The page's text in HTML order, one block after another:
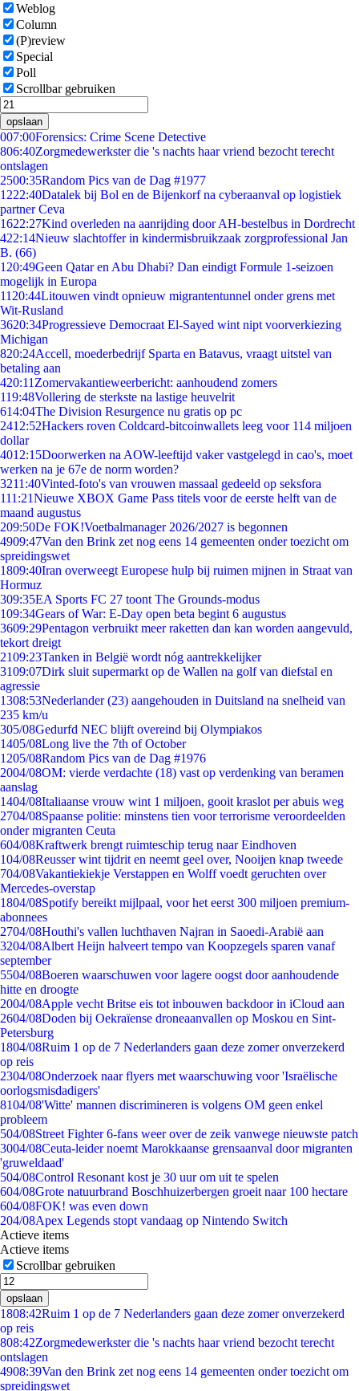
Weblog
Column
(P)review
Special
Poll
Scrollbar gebruiken
opslaan
007:00Forensics: Crime Scene Detective
806:40Zorgmedewerkster die 's nachts haar vriend bezocht terecht
ontslagen
2500:35Random Pics van de Dag #1977
1222:40Datalek bij Bol en de Bijenkorf na cyberaanval op logistiek
partner Ceva
1622:27Kind overleden na aanrijding door AH-bestelbus in Dordrecht
422:14Nieuw slachtoffer in kindermisbruikzaak zorgprofessional Jan
B. (66)
1 20:49Geen Qatar en Abu Dhabi? Dan eindigt Formule 1-seizoen
mogelijk in Europa
11 20:44Litouwen vindt opnieuw migrantentunnel onder grens met
Wit-Rusland
3620:34Progressieve Democraat El-Sayed wint nipt voorverkiezing
Michigan
820:24Accell, moederbedrijf Sparta en Batavus, vraagt uitstel van
betaling aan
420:11 Zomervakantieweerbericht: aanhoudend zomers
119:48Vollering de sterkste na lastige heuvelrit
614:04The Division Resurgence nu gratis op pc
2412:52Hackers roven Coldcard-bitcoinwallets leeg voor 114 miljoen
dollar
4012:15Doorwerken na AOW-leeftijd vaker vastgelegd in cao's, moet
werken na je 67e de norm worden?
3211:40Vinted-foto's van vrouwen massaal gedeeld op seksfora
111:21Nieuwe XBOX Game Pass titels voor de eerste helft van de
maand augustus
209:50De FOK!Voetbalmanager 2026/2027 is begonnen
4909:47Van den Brink zet nog eens 14 gemeenten onder toezicht om
spreidingswet
1809:40Iran overweegt Europese hulp bij ruimen mijnen in Straat van
Hormuz
309:35EA Sports FC 27 toont The Grounds-modus
109:34Gears of War: E-Day open beta begint 6 augustus
3609:29Pentagon verbruikt meer raketten dan kan worden aangevuld,
tekort dreigt
2109:23Tanken in België wordt nóg aantrekkelijker
3109:07Dirk sluit supermarkt op de Wallen na golf van diefstal en
agressie
1308:53Nederlander (23) aangehouden in Duitsland na snelheid van
235 km/u
305/08Gedurfd NEC blijft overeind bij Olympiakos
1405/08Long live the 7th of October
1205/08Random Pics van de Dag #1976
2004/08OM: vierde verdachte (18) vast op verdenking van beramen
aanslag
1404/08Italiaanse vrouw wint 1 miljoen, gooit kraslot per abuis weg
2704/08Spaanse politie: minstens tien voor terrorisme veroordeelden
onder migranten Ceuta
604/08Kraftwerk brengt ruimteschip terug naar Eindhoven
104/08Reusser wint tijdrit en neemt geel over, Nooijen knap tweede
704/08Vakantiekiekje Verstappen en Wolff voedt geruchten over
Mercedes-overstap
1804/08Spotify bereikt mijlpaal, voor het eerst 300 miljoen premium-
abonnees
2704/08Houthi's vallen luchthaven Najran in Saoedi-Arabië aan
3204/08Albert Heijn halveert tempo van Koopzegels sparen vanaf
september
5504/08Boeren waarschuwen voor lagere oogst door aanhoudende
hitte en droogte
2004/08Apple vecht Britse eis tot inbouwen backdoor in iCloud aan
2604/08Doden bij Oekraïense droneaanvallen op Moskou en Sint-
Petersburg
1804/08Ruim 1 op de 7 Nederlanders gaan deze zomer onverzekerd
op reis
2304/08Onderzoek naar flyers met waarschuwing voor 'Israëlische
oorlogsmisdadigers'
8104/08'Witte' mannen discrimineren is volgens OM geen enkel
probleem
504/08Street Fighter 6-fans weer over de zeik vanwege nieuwste patch
3004/08Ceuta-leider noemt Marokkaanse grensaanval door migranten
'gruweldaad'
504/08Control Resonant kost je 30 uur om uit te spelen
604/08Grote natuurbrand Boschhuizerbergen groeit naar 100 hectare
604/08FOK! was even down
204/08Apex Legends stopt vandaag op Nintendo Switch
Actieve items
Actieve items
Scrollbar gebruiken
opslaan
1808:42Ruim 1 op de 7 Nederlanders gaan deze zomer onverzekerd
op reis
808:42Zorgmedewerkster die 's nachts haar vriend bezocht terecht
ontslagen
4908:39Van den Brink zet nog eens 14 gemeenten onder toezicht om
spreidingswet